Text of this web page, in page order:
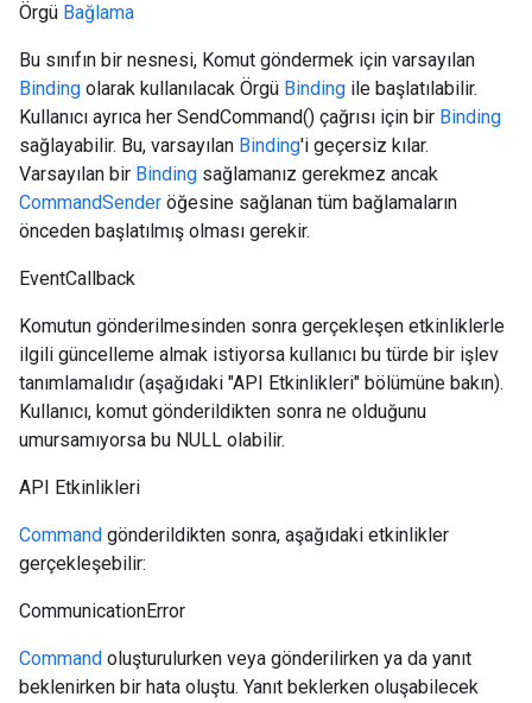
Örgü Bağlama
Bu sınıfın bir nesnesi, Komut göndermek için varsayılan
Binding olarak kullanılacak Örgü Binding ile başlatılabilir.
Kullanıcı ayrıca her SendCommand() çağrısı için bir Binding
sağlayabilir. Bu, varsayılan Binding'i geçersiz kılar.
Varsayılan bir Binding sağlamanız gerekmez ancak
CommandSender öğesine sağlanan tüm bağlamaların
önceden başlatılmış olması gerekir.
EventCallback
Komutun gönderilmesinden sonra gerçekleşen etkinliklerle
ilgili güncelleme almak istiyorsa kullanıcı bu türde bir işlev
tanımlamalıdır (aşağıdaki "API Etkinlikleri" bölümüne bakın).
Kullanıcı, komut gönderildikten sonra ne olduğunu
umursamıyorsa bu NULL olabilir.
API Etkinlikleri
Command gönderildikten sonra, aşağıdaki etkinlikler
gerçekleşebilir:
CommunicationError
Command oluşturulurken veya gönderilirken ya da yanıt
beklenirken bir hata oluştu. Yanıt beklerken oluşabilecek